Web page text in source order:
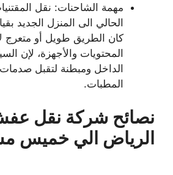
مهمة الشاحنات: نقل
الحالي الى المنزل الجديد
كان الطريق طويل أو
المحتويات والأجهزة، لإن
الداخل ومبطنة لتقبل
المطبات.
نصائح شركة نقل
الرياض الي خميس